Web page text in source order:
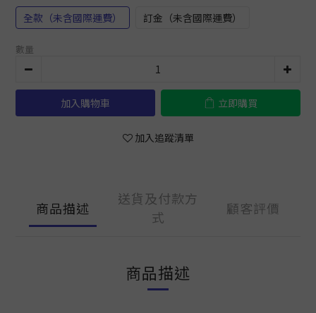
全款（未含國際運費） 訂金（未含國際運費）
數量
加入購物車 立即購買
加入追蹤清單
商品描述
送貨及付款方
式
顧客評價
商品描述